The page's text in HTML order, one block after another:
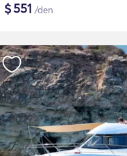
$551 /den